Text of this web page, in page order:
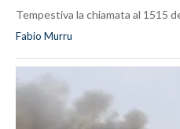
Tempestiva la chiamata al 1515
Fabio Murru